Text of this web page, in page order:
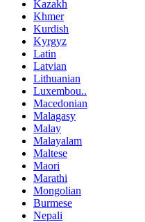
Kazakh
Khmer
Kurdish
Kyrgyz
Latin
Latvian
Lithuanian
Luxembou..
Macedonian
Malagasy
Malay
Malayalam
Maltese
Maori
Marathi
Mongolian
Burmese
Nepali